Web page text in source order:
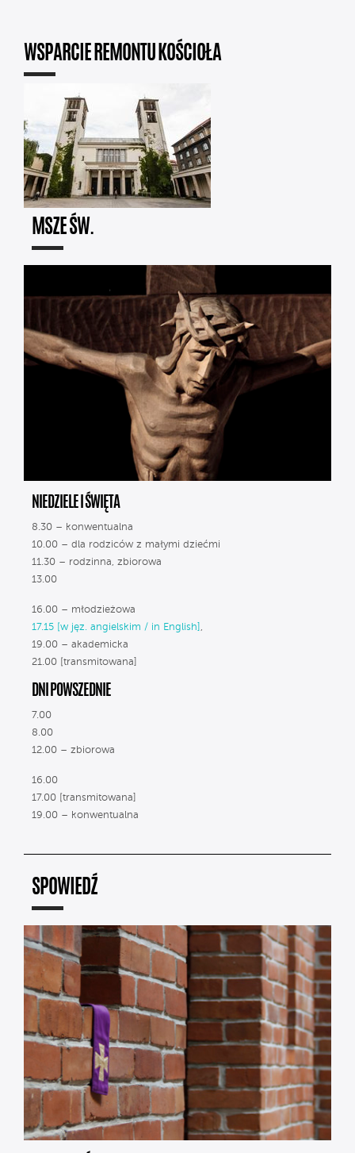
WSPARCIE REMONTU KOŚCIOŁA
MSZE ŚW.
NIEDZIELE I ŚWIĘTA
8.30 – konwentualna
10.00 – dla rodziców z małymi dziećmi
11.30 – rodzinna, zbiorowa
13.00
16.00 – młodzieżowa
17.15 [w jęz. angielskim / in English] ,
19.00 – akademicka
21.00 [transmitowana]
DNI POWSZEDNIE
7.00
8.00
12.00 – zbiorowa
16.00
17.00 [transmitowana]
19.00 – konwentualna
SPOWIEDŹ